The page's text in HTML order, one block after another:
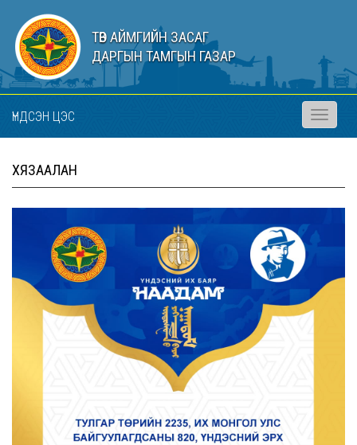
ТӨВ АЙМГИЙН ЗАСАГ
ДАРГЫН ТАМГЫН ГАЗАР
ҮНДСЭН ЦЭС
Toggle
ХЯЗААЛАН